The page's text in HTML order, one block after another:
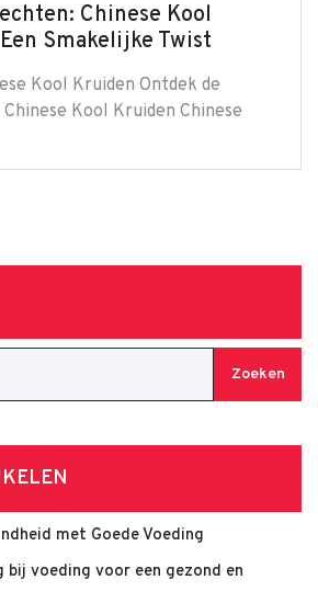
Chinese Kool
Smakelijke Twist
Kool Kruiden Ontdek de
Kool Kruiden Chinese
Zoeken
met Goede Voeding
bij voeding voor een gezond en